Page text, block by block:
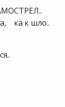
ка к шло..